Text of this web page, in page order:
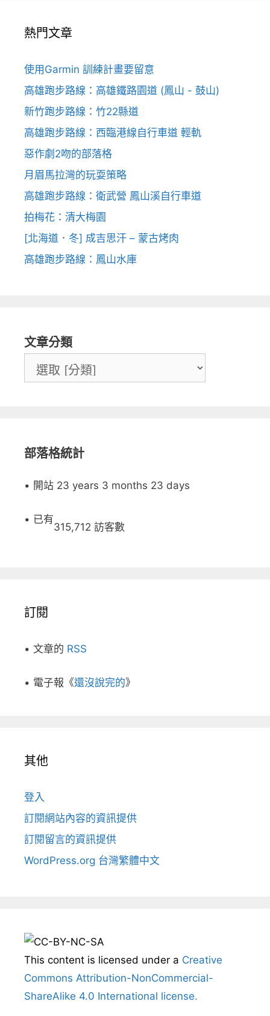
熱門文章
使用Garmin 訓練計畫要留意
高雄跑步路線：高雄鐵路園道 (鳳山 - 鼓山)
新竹跑步路線：竹22縣道
高雄跑步路線：西臨港線自行車道 輕軌
惡作劇2吻的部落格
月眉馬拉灣的玩耍策略
高雄跑步路線：衛武營 鳳山溪自行車道
拍梅花：清大梅園
[北海道．冬] 成吉思汗 – 蒙古烤肉
高雄跑步路線：鳳山水庫
文章分類
部落格統計
• 開站 23 years 3 months 23 days
• 已有
315,712 訪客數
訂閱
• 文章的 RSS
• 電子報《還沒說完的》
其他
登入
訂閱網站內容的資訊提供
訂閱留言的資訊提供
WordPress.org 台灣繁體中文
This content is licensed under a Creative
Commons Attribution-NonCommercial-
ShareAlike 4.0 International license.